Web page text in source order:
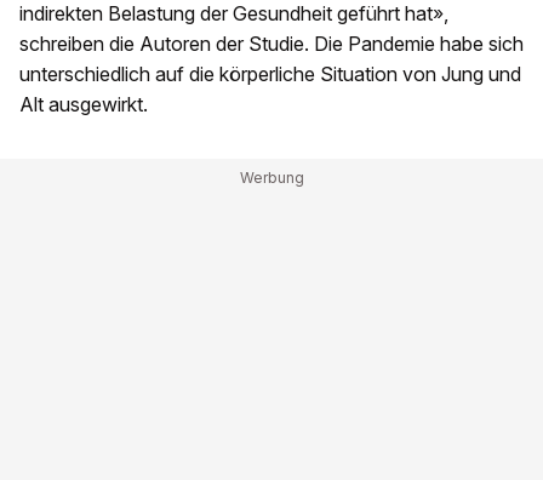
indirekten Belastung der Gesundheit geführt hat»,
schreiben die Autoren der Studie. Die Pandemie habe sich
unterschiedlich auf die körperliche Situation von Jung und
Alt ausgewirkt.